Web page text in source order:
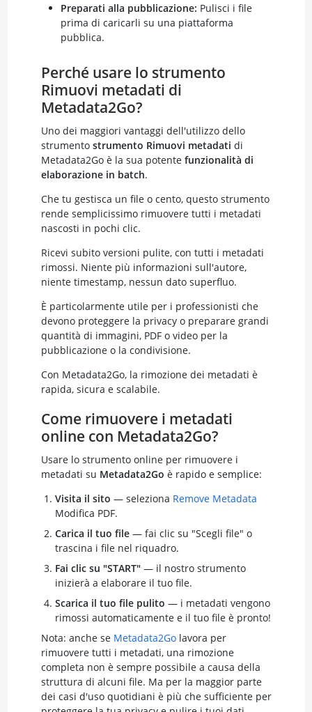
Preparati alla pubblicazione: Pulisci i file
prima di caricarli su una piattaforma
pubblica.
Perché usare lo strumento
Rimuovi metadati di
Metadata2Go?
Uno dei maggiori vantaggi dell'utilizzo dello
strumento strumento Rimuovi metadati di
Metadata2Go è la sua potente funzionalità di
elaborazione in batch.
Che tu gestisca un file o cento, questo strumento
rende semplicissimo rimuovere tutti i metadati
nascosti in pochi clic.
Ricevi subito versioni pulite, con tutti i metadati
rimossi. Niente più informazioni sull'autore,
niente timestamp, nessun dato superfluo.
È particolarmente utile per i professionisti che
devono proteggere la privacy o preparare grandi
quantità di immagini, PDF o video per la
pubblicazione o la condivisione.
Con Metadata2Go, la rimozione dei metadati è
rapida, sicura e scalabile.
Come rimuovere i metadati
online con Metadata2Go?
Usare lo strumento online per rimuovere i
metadati su Metadata2Go è rapido e semplice:
Visita il sito — seleziona Remove Metadata
Modifica PDF.
Carica il tuo file— fai clic su "Scegli file" o
trascina i file nel riquadro.
Fai clic su "START"— il nostro strumento
inizierà a elaborare il tuo file.
Scarica il tuo file pulito — i metadati vengono
rimossi automaticamente e il tuo file è pronto!
Nota: anche se Metadata2Golavora per
rimuovere tutti i metadati, una rimozione
completa non è sempre possibile a causa della
struttura di alcuni file. Ma per la maggior parte
dei casi d'uso quotidiani è più che sufficiente per